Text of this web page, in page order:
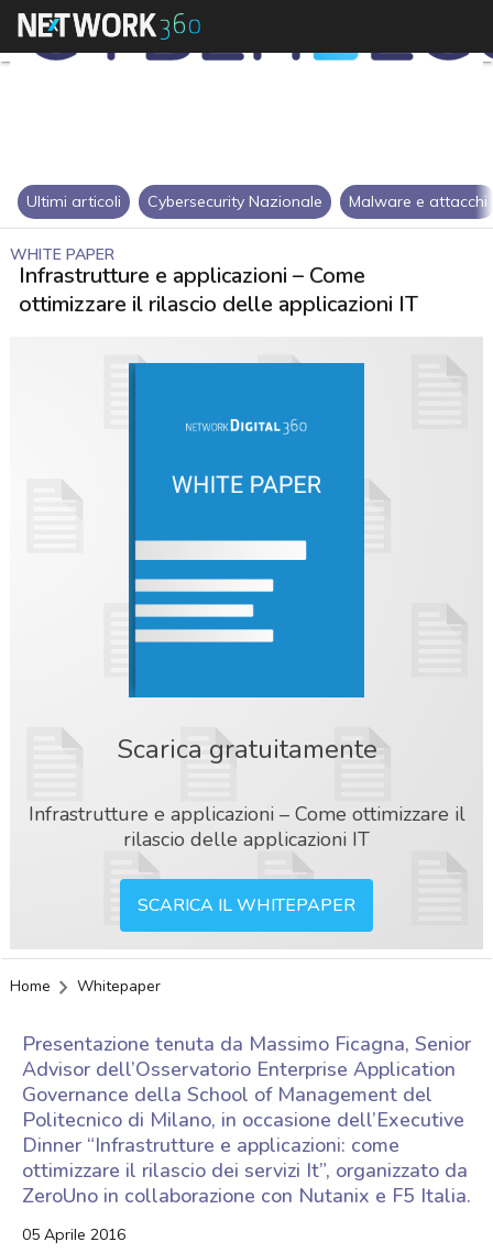
Ultimi articoli Cybersecurity Nazionale Malware e attacchi
WHITE PAPER
Infrastrutture e applicazioni – Come
ottimizzare il rilascio delle applicazioni IT
Scarica gratuitamente
Infrastrutture e applicazioni – Come ottimizzare il
rilascio delle applicazioni IT
SCARICA IL WHITEPAPER
Home Whitepaper
Presentazione tenuta da Massimo Ficagna, Senior
Advisor dell’Osservatorio Enterprise Application
Governance della School of Management del
Politecnico di Milano, in occasione dell’Executive
Dinner “Infrastrutture e applicazioni: come
ottimizzare il rilascio dei servizi It”, organizzato da
ZeroUno in collaborazione con Nutanix e F5 Italia.
05 Aprile 2016